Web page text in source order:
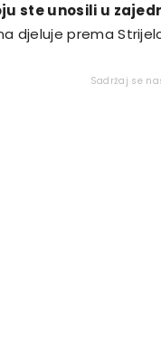
ste unosili u
djeluje prema
Sadržaj se